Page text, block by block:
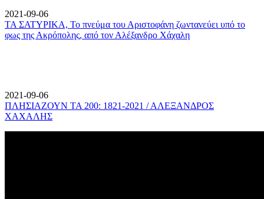
2021-09-06
ΤΑ ΣΑΤΥΡΙΚΑ, Το πνεύμα του Αριστοφάνη ζωντανεύει υπό το
φως της Ακρόπολης, από τον Αλέξανδρο Χάχαλη
2021-09-06
ΠΛΗΣΙΑΖΟΥΝ ΤΑ 200: 1821-2021 / ΑΛΕΞΑΝΔΡΟΣ
ΧΑΧΑΛΗΣ